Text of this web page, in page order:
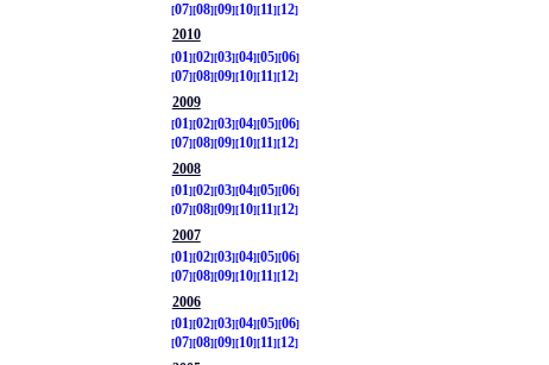
07 08 09 10 11
12
2010
01
02 03 04 05 06
07 08 09 10 11
12
2009
01
02 03 04 05 06
07 08 09 10 11
12
2008
01
02 03 04 05 06
07 08 09 10 11
12
2007
01
02 03 04 05 06
07 08 09 10 11
12
2006
01
02 03 04 05 06
07 08 09 10 11
12